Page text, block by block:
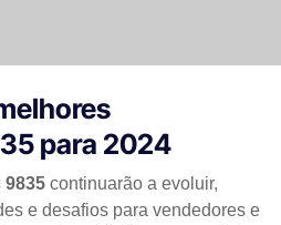
para 2024
9835 continuarão a evoluir,
e desafios para vendedores e